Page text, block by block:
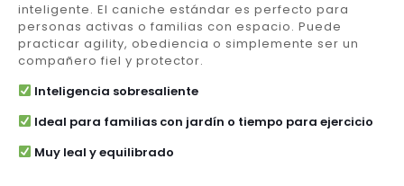
inteligente. El caniche estándar es perfecto para
personas activas o familias con espacio. Puede
practicar agility, obediencia o simplemente ser un
compañero fiel y protector.
Inteligencia sobresaliente
Ideal para familias con jardín o tiempo para ejercicio
Muy leal y equilibrado